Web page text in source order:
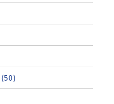
(50)